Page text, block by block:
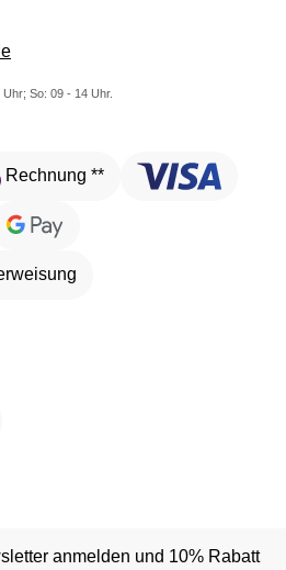
So: 09 - 14 Uhr.
Rechnung **
anmelden und 10% Rabatt